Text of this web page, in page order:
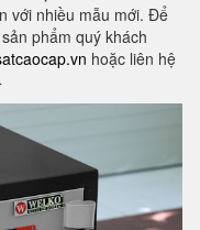
với nhiều mẫu mới. Để
phẩm quý khách
hoặc liên hệ